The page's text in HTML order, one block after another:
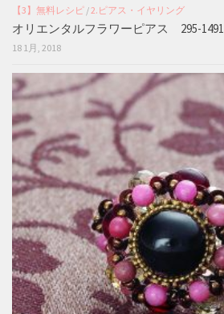
【3】無料レシピ /2.ピアス・イヤリング
オリエンタルフラワーピアス 295-1491
18 1月, 2018